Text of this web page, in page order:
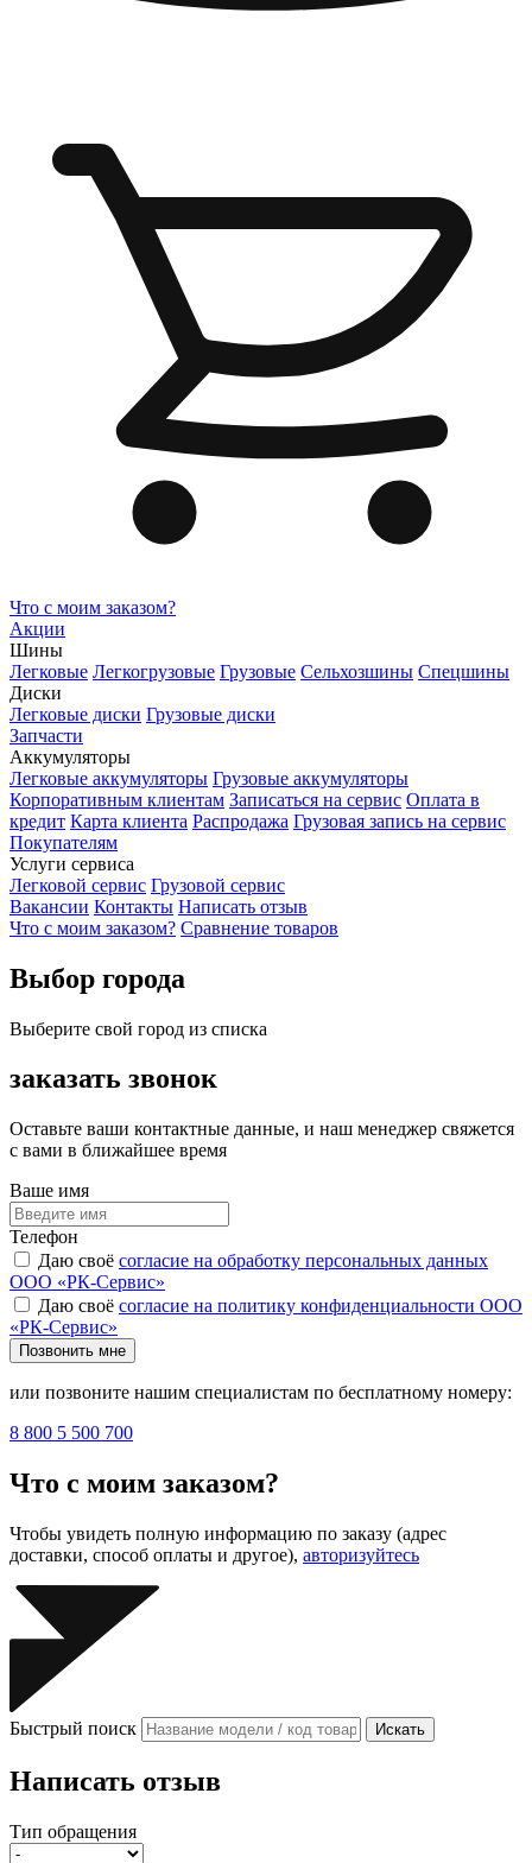
Что с моим заказом?
Акции
Шины
Легковые Легкогрузовые Грузовые Сельхозшины Спецшины
Диски
Легковые диски Грузовые диски
Запчасти
Аккумуляторы
Легковые аккумуляторы Грузовые аккумуляторы
Корпоративным клиентам Записаться на сервис Оплата в
кредит Карта клиента Распродажа Грузовая запись на сервис
Покупателям
Услуги сервиса
Легковой сервис Грузовой сервис
Вакансии Контакты Написать отзыв
Что с моим заказом? Сравнение товаров
Выбор города
Выберите свой город из списка
заказать звонок
Оставьте ваши контактные данные, и наш менеджер свяжется
с вами в ближайшее время
Ваше имя
Телефон
Даю своё согласие на обработку персональных данных
ООО «РК-Сервис»
Даю своё согласие на политику конфиденциальности ООО
«РК-Сервис»
Позвонить мне
или позвоните нашим специалистам по бесплатному номеру:
8 800 5 500 700
Что с моим заказом?
Чтобы увидеть полную информацию по заказу (адрес
доставки, способ оплаты и другое), авторизуйтесь
Быстрый поиск Искать
Написать отзыв
Тип обращения